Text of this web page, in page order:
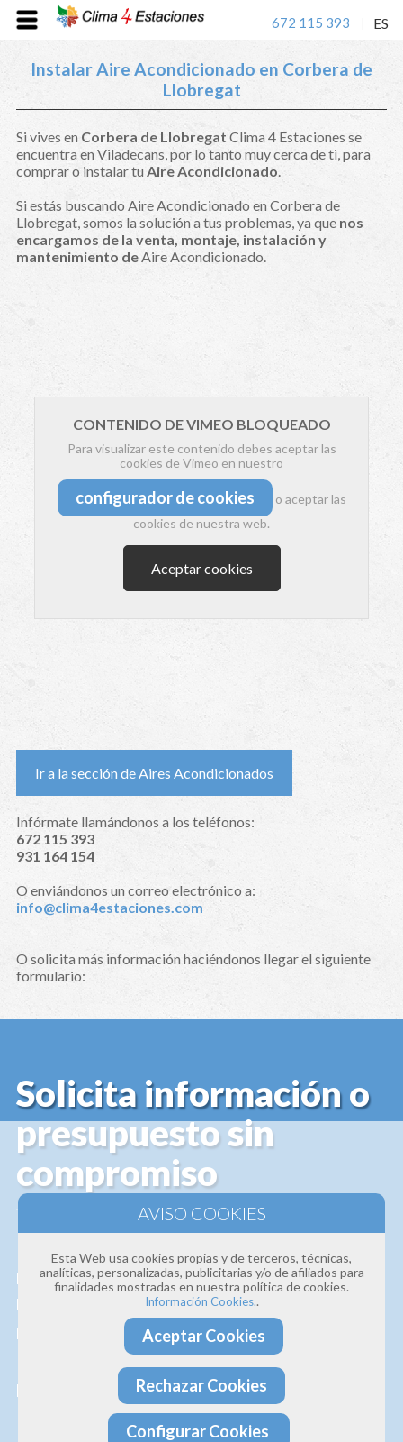
672 115 393 ES
Instalar Aire Acondicionado en Corbera de
Llobregat
Si vives en Corbera de Llobregat Clima 4 Estaciones se
encuentra en Viladecans, por lo tanto muy cerca de ti, para
comprar o instalar tuAire Acondicionado.
Si estás buscando Aire Acondicionado en Corbera de
Llobregat, somos la solución a tus problemas, ya que nos
encargamos de la venta, montaje, instalación y
mantenimiento deAire Acondicionado.
CONTENIDO DE VIMEO BLOQUEADO
Para visualizar este contenido debes aceptar las
cookies de Vimeo en nuestro
configurador de cookies
o aceptar las
cookies de nuestra web.
Aceptar cookies
Ir a la sección de Aires Acondicionados
Infórmate llamándonos a los teléfonos:
672 115 393
931 164 154
O enviándonos un correo electrónico a:
info@clima4estaciones.com
O solicita más información haciéndonos llegar el siguiente
formulario:
Solicita información o
presupuesto sin
compromiso
productos y servicios, así que si deseas que te
hagamos un presupuesto personalizado te lo
hacemos sin ningún compromiso.
Profesionalidad · Experiencia · Efectividad
Esta Web usa cookies propias y de terceros, técnicas,
analíticas, personalizadas, publicitarias y/o de afiliados para
finalidades mostradas en nuestra política de cookies.
Información Cookies..
Aceptar Cookies
Rechazar Cookies
Configurar Cookies